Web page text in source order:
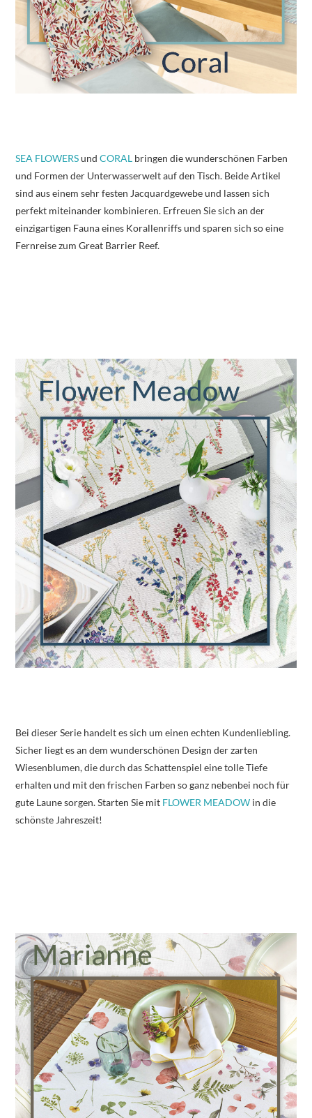
SEA FLOWERSundCORAL bringen die wunderschönen Farben
und Formen der Unterwasserwelt auf den Tisch. Beide Artikel
sind aus einem sehr festen Jacquardgewebe und lassen sich
perfekt miteinander kombinieren. Erfreuen Sie sich an der
einzigartigen Fauna eines Korallenriffs und sparen sich so eine
Fernreise zum Great Barrier Reef.
Bei dieser Serie handelt es sich um einen echten Kundenliebling.
Sicher liegt es an dem wunderschönen Design der zarten
Wiesenblumen, die durch das Schattenspiel eine tolle Tiefe
erhalten und mit den frischen Farben so ganz nebenbei noch für
gute Laune sorgen. Starten Sie mit FLOWER MEADOW in die
schönste Jahreszeit!